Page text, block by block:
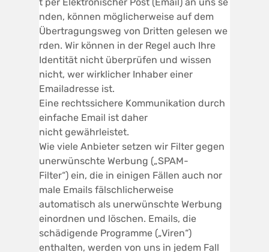
nden, können möglicherweise auf dem
Übertragungsweg von Dritten gelesen we
rden. Wir können in der Regel auch Ihre
Identität nicht überprüfen und wissen
nicht, wer wirklicher Inhaber einer
Emailadresse ist.
Eine rechtssichere Kommunikation durch
einfache Email ist daher
nicht gewährleistet.
Wie viele Anbieter setzen wir Filter gegen
unerwünschte Werbung („SPAM-
Filter“) ein, die in einigen Fällen auch nor
male Emails fälschlicherweise
automatisch als unerwünschte Werbung
einordnen und löschen. Emails, die
schädigende Programme („Viren“)
enthalten, werden von uns in jedem Fall